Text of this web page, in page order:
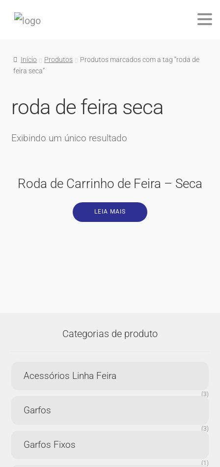
Início Produtos
Produtos marcados com a tag “roda de
feira seca”
roda de feira seca
Exibindo um único resultado
Roda de Carrinho de Feira – Seca
LEIA MAIS
Categorias de produto
Acessórios Linha Feira
(3)
Garfos
(3)
Garfos Fixos
(1)